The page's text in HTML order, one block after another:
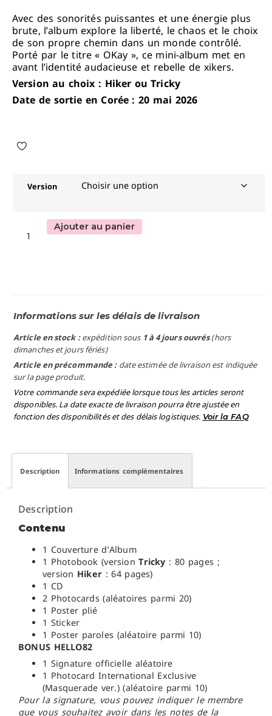
Avec des sonorités puissantes et une énergie plus
brute, l’album explore la liberté, le chaos et le choix
de son propre chemin dans un monde contrôlé.
Porté par le titre « OKay », ce mini-album met en
avant l’identité audacieuse et rebelle de xikers.
Version au choix : Hiker ou Tricky
Date de sortie en Corée : 20 mai 2026
Version
Ajouter au panier
Informations sur les délais de livraison
Article en stock :expédition sous 1 à 4 jours ouvrés(hors
dimanches et jours fériés)
Article en précommande : date estimée de livraison est indiquée
sur la page produit.
Votre commande sera expédiée lorsque tous les articles seront
disponibles. La date exacte de livraison pourra être ajustée en
fonction des disponibilités et des délais logistiques. Voir la FAQ
Description Informations complémentaires
Description
Contenu
1 Couverture d’Album
1 Photobook (versionTricky : 80 pages ;
version Hiker : 64 pages)
1 CD
2 Photocards (aléatoires parmi 20)
1 Poster plié
1 Sticker
1 Poster paroles (aléatoire parmi 10)
BONUS HELLO82
1 Signature officielle aléatoire
1 Photocard International Exclusive
(Masquerade ver.) (aléatoire parmi 10)
Pour la signature, vous pouvez indiquer le membre
que vous souhaitez avoir dans les notes de la